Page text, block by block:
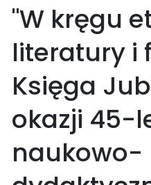
"W kręgu
literatury i
Księga
okazji 45-
naukowo-